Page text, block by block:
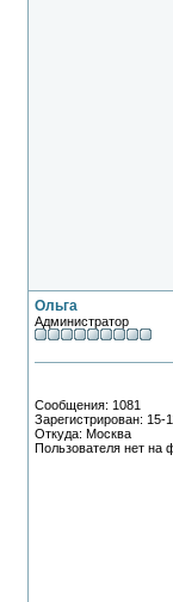
Ольга
Администратор
Сообщения: 1081
Зарегистрирован: 15-
Откуда: Москва
Пользователя нет на